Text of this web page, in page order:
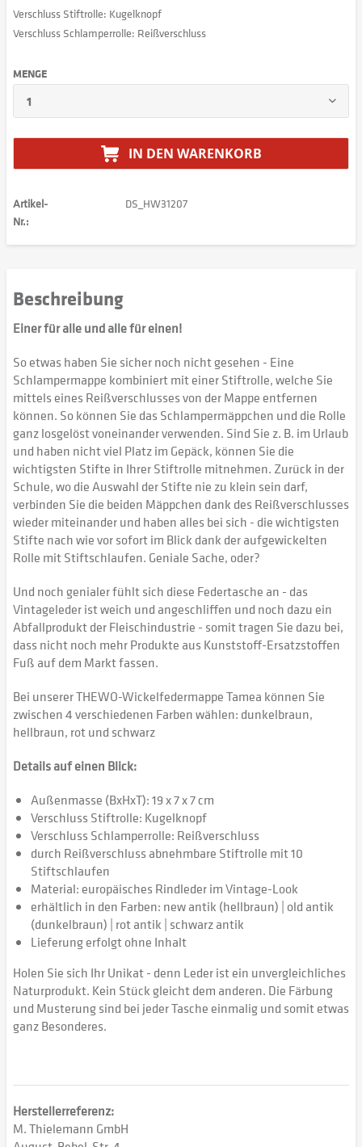
Verschluss Stiftrolle: Kugelknopf
Verschluss Schlamperrolle: Reißverschluss
MENGE
IN DEN WARENKORB
Artikel-
Nr.:
DS_HW31207
Beschreibung
Einer für alle und alle für einen!
So etwas haben Sie sicher noch nicht gesehen - Eine
Schlampermappe kombiniert mit einer Stiftrolle, welche Sie
mittels eines Reißverschlusses von der Mappe entfernen
können. So können Sie das Schlampermäppchen und die Rolle
ganz losgelöst voneinander verwenden. Sind Sie z. B. im Urlaub
und haben nicht viel Platz im Gepäck, können Sie die
wichtigsten Stifte in Ihrer Stiftrolle mitnehmen. Zurück in der
Schule, wo die Auswahl der Stifte nie zu klein sein darf,
verbinden Sie die beiden Mäppchen dank des Reißverschlusses
wieder miteinander und haben alles bei sich - die wichtigsten
Stifte nach wie vor sofort im Blick dank der aufgewickelten
Rolle mit Stiftschlaufen. Geniale Sache, oder?
Und noch genialer fühlt sich diese Federtasche an - das
Vintageleder ist weich und angeschliffen und noch dazu ein
Abfallprodukt der Fleischindustrie - somit tragen Sie dazu bei,
dass nicht noch mehr Produkte aus Kunststoff-Ersatzstoffen
Fuß auf dem Markt fassen.
Bei unserer THEWO-Wickelfedermappe Tamea können Sie
zwischen 4 verschiedenen Farben wählen: dunkelbraun,
hellbraun, rot und schwarz
Details auf einen Blick:
Außenmasse (BxHxT): 19 x 7 x 7 cm
Verschluss Stiftrolle: Kugelknopf
Verschluss Schlamperrolle: Reißverschluss
durch Reißverschluss abnehmbare Stiftrolle mit 10
Stiftschlaufen
Material: europäisches Rindleder im Vintage-Look
erhältlich in den Farben: new antik (hellbraun) | old antik
(dunkelbraun) | rot antik | schwarz antik
Lieferung erfolgt ohne Inhalt
Holen Sie sich Ihr Unikat - denn Leder ist ein unvergleichliches
Naturprodukt. Kein Stück gleicht dem anderen. Die Färbung
und Musterung sind bei jeder Tasche einmalig und somit etwas
ganz Besonderes.
Herstellerreferenz:
M. Thielemann GmbH